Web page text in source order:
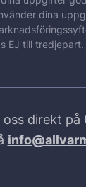
dina
EJ till tredjepart.
oss direkt på